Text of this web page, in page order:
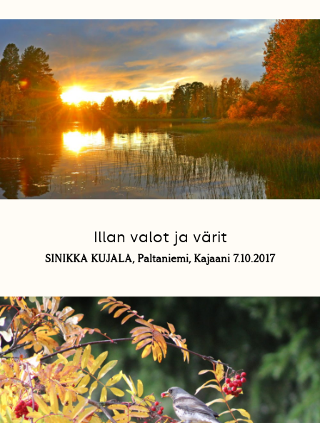
Illan valot ja värit
SINIKKA KUJALA, Paltaniemi, Kajaani 7.10.2017